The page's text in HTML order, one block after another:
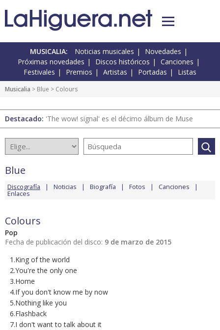
MUSICALIA: Noticias musicales
Novedades
Próximas novedades
Discos históricos
Canciones
Festivales
Premios Artistas Portadas Listas
Musicalia > Blue > Colours
Destacado: 'The wow! signal' es el décimo álbum de Muse
Blue
Discografía Noticias Biografía Fotos Canciones
Enlaces
Colours
Pop
Fecha de publicación del disco: 9 de marzo de 2015
1.King of the world
2.You're the only one
3.Home
4.If you don't know me by now
5.Nothing like you
6.Flashback
7.I don't want to talk about it